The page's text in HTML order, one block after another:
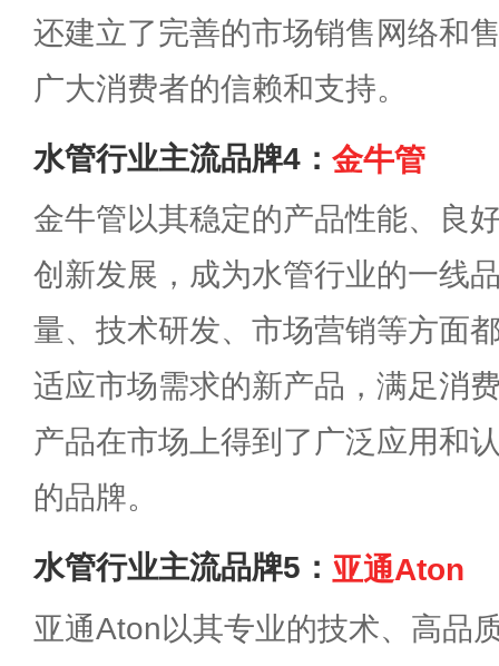
还建立了完善的市场销售网络和
广大消费者的信赖和支持。
水管行业主流品牌4： 金牛管
金牛管以其稳定的产品性能、良
创新发展，成为水管行业的一线
量、技术研发、市场营销等方面
适应市场需求的新产品，满足消
产品在市场上得到了广泛应用和
的品牌。
水管行业主流品牌5： 亚通Aton
亚通Aton以其专业的技术、高品